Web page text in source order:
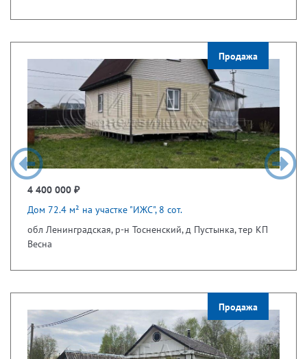
Продажа
4 400 000 ₽
Дом 72.4 м² на участке "ИЖС", 8 сот.
обл Ленинградская, р-н Тосненский, д Пустынка, тер КП
Весна
Продажа